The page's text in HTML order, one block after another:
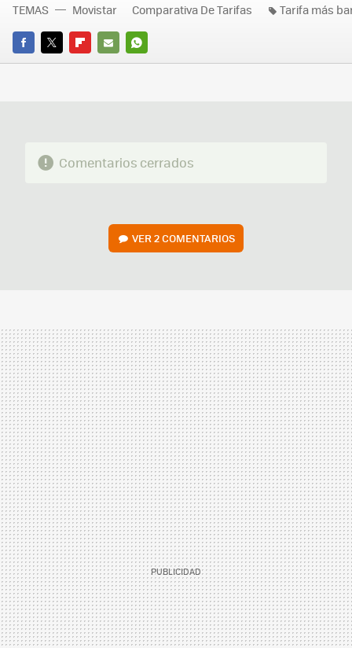
FACEBOOK
TWITTERFLIPBOARD
E-
WHATSAPP
TEMAS Movistar Comparativa De Tarifas Tarifa más
Comentarios cerrados
VER2 COMENTARIOS